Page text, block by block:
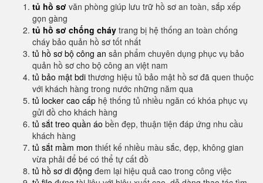
tủ hồ sơ văn phòng giúp lưu trữ hồ sơ an toàn, sắp xếp
gọn gàng
tủ hồ sơ chống cháy trang bị hệ thống an toàn chống
cháy bảo quản hồ sơ tốt nhất
tủ hồ sơ bộ công an sản phẩm chuyên dụng phục vụ bảo
quản hồ sơ cho bộ công an việt nam
tủ bảo mật bdi thương hiệu tủ bảo mật hồ sơ đã quen thuộc
với khách hàng trong nước những năm qua
tủ locker cao cấp hệ thống tủ nhiều ngăn có khóa phục vụ
gửi đồ cho khách hàng
tủ sắt treo quần áo bền đẹp, thuận tiện đáp ứng nhu cầu
khách hàng
tủ sắt mầm mon thiết kế nhiều màu sắc, đẹp, không gian
vừa phải để bé có thể tự cất đồ
tủ hồ sơ di động đem lại hiệu quả cao trong công việc